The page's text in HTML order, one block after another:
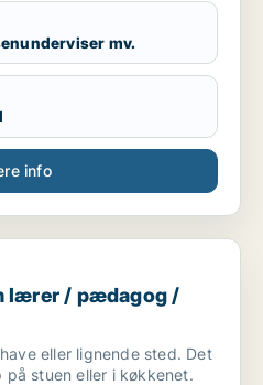
mv.
info
pædagog / voksenunderviser
lærer / pædagog /
eller lignende sted. Det
stuen eller i køkkenet.